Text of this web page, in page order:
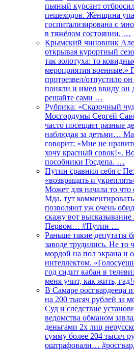
пьяный курсант
пешеходов. Женщина
госпитализирована с
в тяжёлом состоянии. …
Крымский чиновник
открывая курортный
так золотуха: то
мероприятия военные.»
протрезвел/отпустило
поняли и имел ввиду
решайте сами …
Рубрика: «Сказочный
Мосгордумы Сергей
часто посещает разные
наблюдая за детьми…
говорит: «Мне не
хочу красный совок!».
пособники Госдепа. …
Путин сравнил себя с
«возвращать и
Может для начала то что
Мда, тут
позволяют уж очень
скажу вот
Первом… #Путин …
Раньше такие депутаты
заводе трудились. Не
мордой на пол экрана и
интеллектом.
год сидит кабан в
меня учит, как жить,
В Самаре росгвардееца
на 200 тысяч рублей за
Суд и следствие
ведомства обманом
деньгами 2х лиц
сумму более 204 тысяч
оштрафовали…